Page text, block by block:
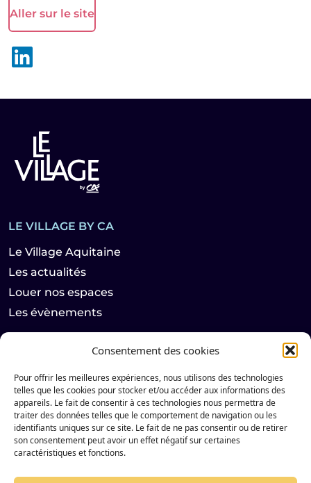
Consentement des cookies
Pour offrir les meilleures expériences, nous utilisons des technologies
telles que les cookies pour stocker et/ou accéder aux informations des
appareils. Le fait de consentir à ces technologies nous permettra de
traiter des données telles que le comportement de navigation ou les
identifiants uniques sur ce site. Le fait de ne pas consentir ou de retirer
son consentement peut avoir un effet négatif sur certaines
caractéristiques et fonctions.
Aller sur le site
LE VILLAGE BY CA
Le Village Aquitaine
Les actualités
Louer nos espaces
Les évènements
LES HABITANTS
Les Start-ups
Les partenaires
Suivez notre actualité sur les réseaux sociaux